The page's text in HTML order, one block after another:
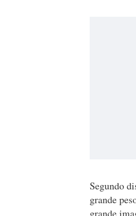
Segundo
grande